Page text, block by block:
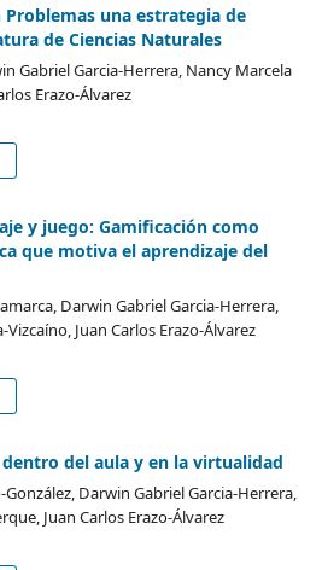
Problemas una estrategia de
de Ciencias Naturales
Gabriel Garcia-Herrera, Nancy Marcela
Erazo-Álvarez
y juego: Gamificación como
que motiva el aprendizaje del
Darwin Gabriel Garcia-Herrera,
Juan Carlos Erazo-Álvarez
dentro del aula y en la virtualidad
Darwin Gabriel Garcia-Herrera,
Juan Carlos Erazo-Álvarez